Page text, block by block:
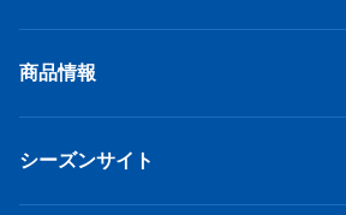
商品情報
シーズンサイト